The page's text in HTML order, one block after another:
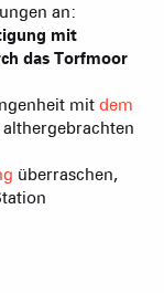
an:
mit
das Torfmoor
mit dem
überraschen,